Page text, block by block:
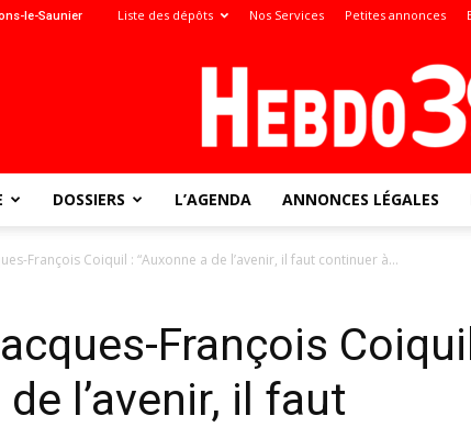
le-Saunier Liste des dépôts Nos Services Petites annonces
DOSSIERS L’AGENDA ANNONCES LÉGALES
François Coiquil : “Auxonne a de l’avenir, il faut continuer à...
François
l’avenir, il faut